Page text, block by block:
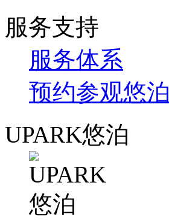
服务支持
服务体系
预约参观悠泊
UPARK悠泊